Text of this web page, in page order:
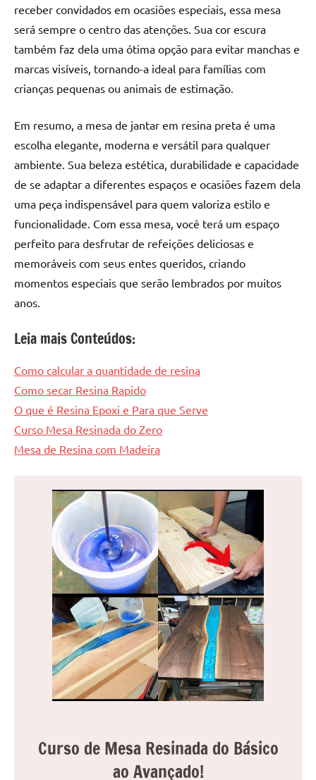
receber convidados em ocasiões especiais, essa mesa
será sempre o centro das atenções. Sua cor escura
também faz dela uma ótima opção para evitar manchas e
marcas visíveis, tornando-a ideal para famílias com
crianças pequenas ou animais de estimação.
Em resumo, a mesa de jantar em resina preta é uma
escolha elegante, moderna e versátil para qualquer
ambiente. Sua beleza estética, durabilidade e capacidade
de se adaptar a diferentes espaços e ocasiões fazem dela
uma peça indispensável para quem valoriza estilo e
funcionalidade. Com essa mesa, você terá um espaço
perfeito para desfrutar de refeições deliciosas e
memoráveis ​​com seus entes queridos, criando
momentos especiais que serão lembrados por muitos
anos.
Leia mais Conteúdos:
Como calcular a quantidade de resina
Como secar Resina Rapido
O que é Resina Epoxi e Para que Serve
Curso Mesa Resinada do Zero
Mesa de Resina com Madeira
Curso de Mesa Resinada do Básico
ao Avançado!